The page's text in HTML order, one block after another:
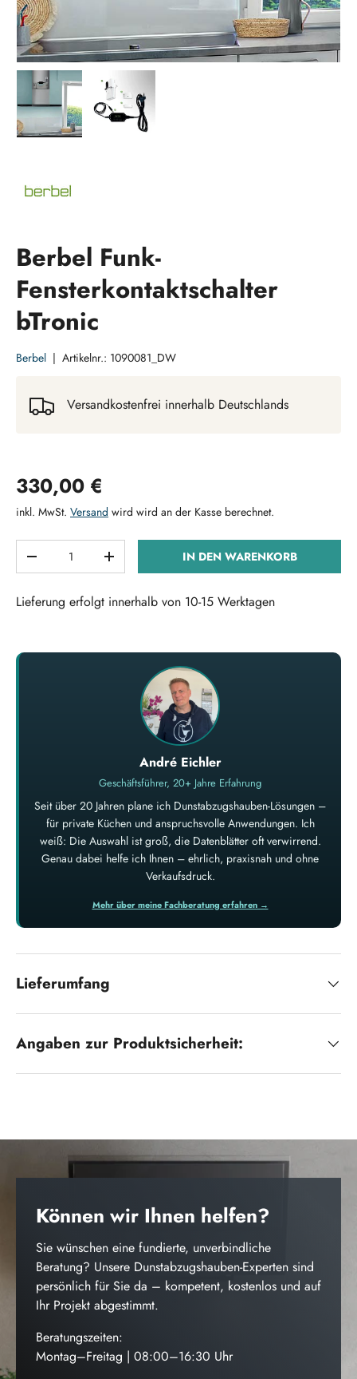
Berbel Funk-
Fensterkontaktschalter
bTronic
Berbel | Artikelnr.: 1090081_DW
Versandkostenfrei innerhalb Deutschlands
Normaler Preis
330,00 €
inkl. MwSt. Versand wird wird an der Kasse berechnet.
MENGE VERRINGERNMENGE ERHÖHENIN DEN WARENKORB
Lieferung erfolgt innerhalb von 10-15 Werktagen
André Eichler
Geschäftsführer, 20+ Jahre Erfahrung
Seit über 20 Jahren plane ich Dunstabzugshauben-Lösungen –
für private Küchen und anspruchsvolle Anwendungen. Ich
weiß: Die Auswahl ist groß, die Datenblätter oft verwirrend.
Genau dabei helfe ich Ihnen – ehrlich, praxisnah und ohne
Verkaufsdruck.
Mehr über meine Fachberatung erfahren →
Lieferumfang
Angaben zur Produktsicherheit:
Können wir Ihnen helfen?
Sie wünschen eine fundierte, unverbindliche
Beratung? Unsere Dunstabzugshauben-Experten sind
persönlich für Sie da – kompetent, kostenlos und auf
Ihr Projekt abgestimmt.
Beratungszeiten:
Montag–Freitag | 08:00–16:30 Uhr